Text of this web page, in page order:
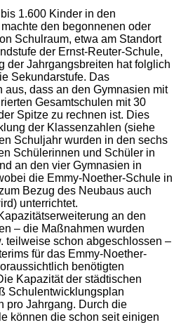
1.600 Kinder in den
den begonnenen oder
Schulraum, etwa am Standort
der Ernst-Reuter-Schule,
der Jahrgangsbreiten hat folglich
Sekundarstufe. Das
aus, dass an den Gymnasien mit
Gesamtschulen mit 30
Spitze zu rechnen ist. Dies
der Klassenzahlen (siehe
Schuljahr wurden in den sechs
Schülerinnen und Schüler in
an den vier Gymnasien in
die Emmy-Noether-Schule in
Bezug des Neubaus auch
unterrichtet.
an den
– die Maßnahmen wurden
teilweise schon abgeschlossen –
für das Emmy-Noether-
benötigten
Kapazität der städtischen
Schulentwicklungsplan
pro Jahrgang. Durch die
können die schon seit einigen